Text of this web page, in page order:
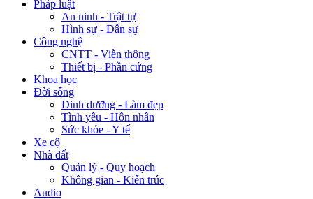
Pháp luật
An ninh - Trật tự
Hình sự - Dân sự
Công nghệ
CNTT - Viễn thông
Thiết bị - Phần cứng
Khoa học
Đời sống
Dinh dưỡng - Làm đẹp
Tình yêu - Hôn nhân
Sức khỏe - Y tế
Xe cộ
Nhà đất
Quản lý - Quy hoạch
Không gian - Kiến trúc
Audio